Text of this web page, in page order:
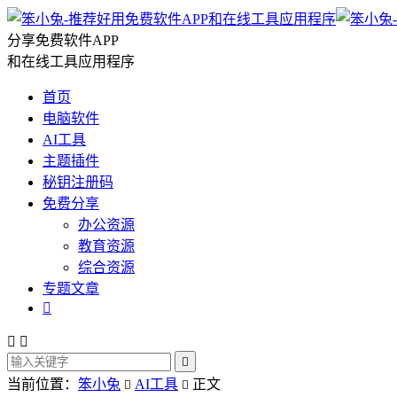
分享免费软件APP
和在线工具应用程序
首页
电脑软件
AI工具
主题插件
秘钥注册码
免费分享
办公资源
教育资源
综合资源
专题文章

 

当前位置： 笨小兔  AI工具  正文